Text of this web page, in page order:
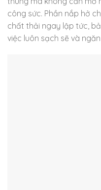
công sức. Phần nắp hở
chất thải ngay lập tức,
việc luôn sạch sẽ và